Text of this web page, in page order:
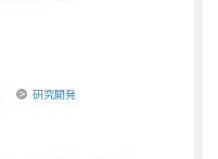
研究開発